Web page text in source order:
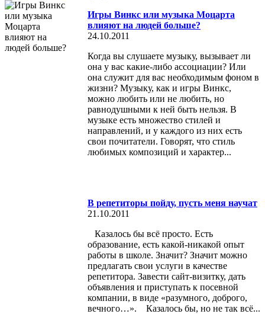
Игры Винкс или музыка Моцарта
влияют на людей больше?
24.10.2011
Когда вы слушаете музыку, вызывает ли
она у вас какие-либо ассоциации? Или
она служит для вас необходимым фоном в
жизни? Музыку, как и игры Винкс,
можно любить или не любить, но
равнодушными к ней быть нельзя. В
музыке есть множество стилей и
направлений, и у каждого из них есть
свои почитатели. Говорят, что стиль
любимых композиций и характер...
В репетиторы пойду, пусть меня научат
21.10.2011
Казалось бы всё просто. Есть
образование, есть какой-никакой опыт
работы в школе. Значит? Значит можно
предлагать свои услуги в качестве
репетитора. Завести сайт-визитку, дать
объявления и приступать к посевной
компании, в виде «разумного, доброго,
вечного…». Казалось бы, но не так всё...